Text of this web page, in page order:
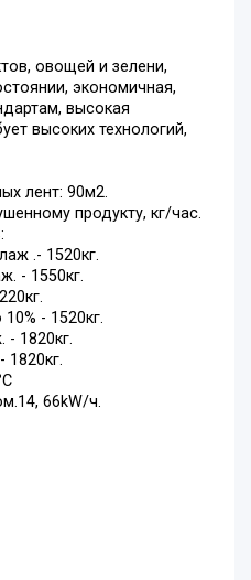
овощей и зелени,
экономичная,
высокая
высоких технологий,
лент: 90м2.
продукту, кг/час.
.- 1520кг.
- 1550кг.
- 1520кг.
- 1820кг.
1820кг.
66kW/ч.